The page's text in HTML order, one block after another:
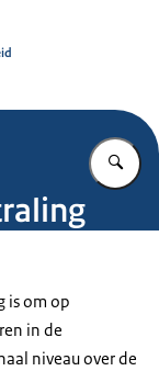
is om op
in de
niveau over de